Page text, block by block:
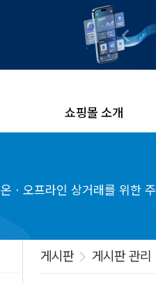
쇼핑몰 소개
온ㆍ오프라인 상거래를 위한
게시판 게시판 관리